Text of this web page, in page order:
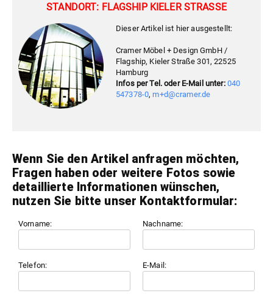
STANDORT: FLAGSHIP KIELER STRASSE
Dieser Artikel ist hier ausgestellt:
Cramer Möbel + Design GmbH /
Flagship, Kieler Straße 301, 22525
Hamburg
Infos per Tel. oder E-Mail unter: 040
547378-0,m+d@cramer.de
Wenn Sie den Artikel anfragen möchten,
Fragen haben oder weitere Fotos sowie
detaillierte Informationen wünschen,
nutzen Sie bitte unser Kontaktformular:
Vorname: Nachname:
Telefon: E-Mail: